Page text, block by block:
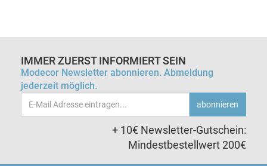
IMMER ZUERST INFORMIERT SEIN
Modecor Newsletter abonnieren. Abmeldung
jederzeit möglich.
Email-
Adresse
abonnieren
+ 10€ Newsletter-Gutschein:
Mindestbestellwert 200€